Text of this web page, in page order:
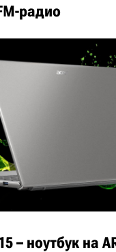
радио
– ноутбук на